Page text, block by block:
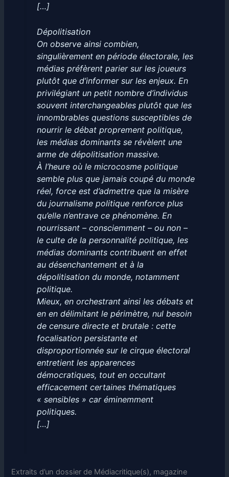
[…]
Dépolitisation
On observe ainsi combien,
singulièrement en période électorale, les
médias préfèrent parier sur les joueurs
plutôt que d’informer sur les enjeux. En
privilégiant un petit nombre d’individus
souvent interchangeables plutôt que les
innombrables questions susceptibles de
nourrir le débat proprement politique,
les médias dominants se révèlent une
arme de dépolitisation massive.
À l’heure où le microcosme politique
semble plus que jamais coupé du monde
réel, force est d’admettre que la misère
du journalisme politique renforce plus
qu’elle n’entrave ce phénomène. En
nourrissant – consciemment – ou non –
le culte de la personnalité politique, les
médias dominants contribuent en effet
au désenchantement et à la
dépolitisation du monde, notamment
politique.
Mieux, en orchestrant ainsi les débats et
en en délimitant le périmètre, nul besoin
de censure directe et brutale : cette
focalisation persistante et
disproportionnée sur le cirque électoral
entretient les apparences
démocratiques, tout en occultant
efficacement certaines thématiques
« sensibles » car éminemment
politiques.
[…]
Extraits d’un dossier de Médiacritique(s), magazine